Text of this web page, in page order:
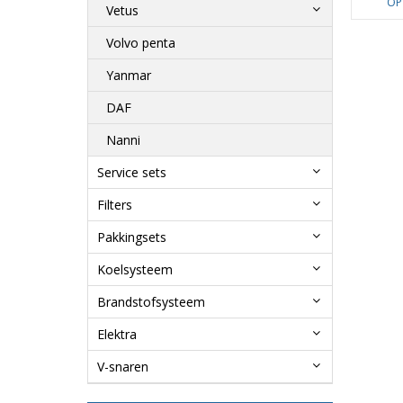
Vetus
Volvo penta
Yanmar
DAF
Nanni
Service sets
Filters
Pakkingsets
Koelsysteem
Brandstofsysteem
Elektra
V-snaren